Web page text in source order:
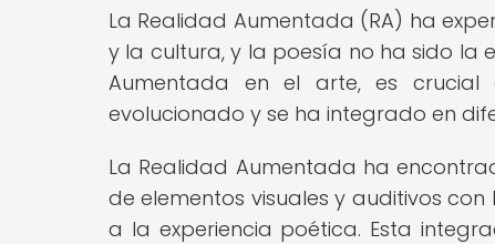
La Realidad Aumentada (RA) ha
y la cultura, y la poesía no ha sido la
Aumentada en el arte, es crucial
evolucionado y se ha integrado en
La Realidad Aumentada ha
de elementos visuales y auditivos
a la experiencia poética. Esta